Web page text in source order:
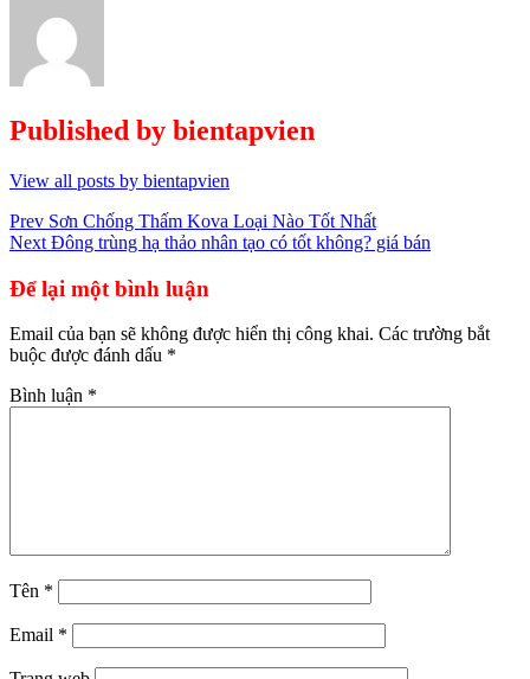
Published by bientapvien
View all posts by bientapvien
Điều
hướng
bài
viết
Prev Sơn Chống Thấm Kova Loại Nào Tốt Nhất
Next Đông trùng hạ thảo nhân tạo có tốt không? giá bán
Để lại một bình luận
Email của bạn sẽ không được hiển thị công khai. Các trường bắt
buộc được đánh dấu *
Bình luận *
Tên *
Email *